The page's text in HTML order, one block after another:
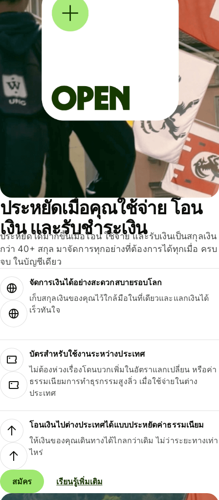
ประหยัดเมื่อคุณใช้จ่าย โอน
เงิน และรับชำระเงิน
ประหยัดได้มากขึ้นเมื่อโอน ใช้จ่าย และรับเงินเป็นสกุลเงิน
กว่า 40+ สกุล มาจัดการทุกอย่างที่ต้องการได้ทุกเมื่อ ครบ
จบ ในบัญชีเดียว
จัดการเงินได้อย่างสะดวกสบายรอบโลก
เก็บสกุลเงินของคุณไว้ใกล้มือในที่เดียวและแลกเงินได้
เร็วทันใจ
บัตรสำหรับใช้งานระหว่างประเทศ
ไม่ต้องห่วงเรื่องโดนบวกเพิ่มในอัตราแลกเปลี่ยน หรือค่า
ธรรมเนียมการทำธุรกรรมสูงลิ่ว เมื่อใช้จ่ายในต่าง
ประเทศ
โอนเงินไปต่างประเทศได้แบบประหยัดค่าธรรมเนียม
ให้เงินของคุณเดินทางได้ไกลกว่าเดิม ไม่ว่าระยะทางเท่า
ไหร่
สมัคร เรียนรู้เพิ่มเติม